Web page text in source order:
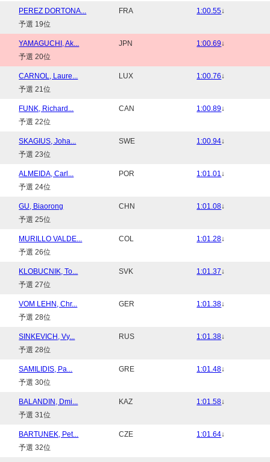
PEREZ DORTONA...
予選 19位
FRA 1:00.55↓
YAMAGUCHI, Ak...
予選 20位
JPN 1:00.69↓
CARNOL, Laure...
予選 21位
LUX 1:00.76↓
FUNK, Richard...
予選 22位
CAN 1:00.89↓
SKAGIUS, Joha...
予選 23位
SWE 1:00.94↓
ALMEIDA, Carl...
予選 24位
POR 1:01.01↓
GU, Biaorong
予選 25位
CHN 1:01.08↓
MURILLO VALDE...
予選 26位
COL 1:01.28↓
KLOBUCNIK, To...
予選 27位
SVK 1:01.37↓
VOM LEHN, Chr...
予選 28位
GER 1:01.38↓
SINKEVICH, Vy...
予選 28位
RUS 1:01.38↓
SAMILIDIS, Pa...
予選 30位
GRE 1:01.48↓
BALANDIN, Dmi...
予選 31位
KAZ 1:01.58↓
BARTUNEK, Pet...
予選 32位
CZE 1:01.64↓